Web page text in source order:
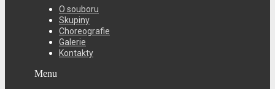
O souboru
Skupiny
Choreografie
Galerie
Kontakty
Menu